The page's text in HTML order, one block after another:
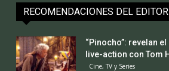
RECOMENDACIONES DEL EDITOR
“Pinocho”: revelan
live-action con Tom
Cine, TV y Series